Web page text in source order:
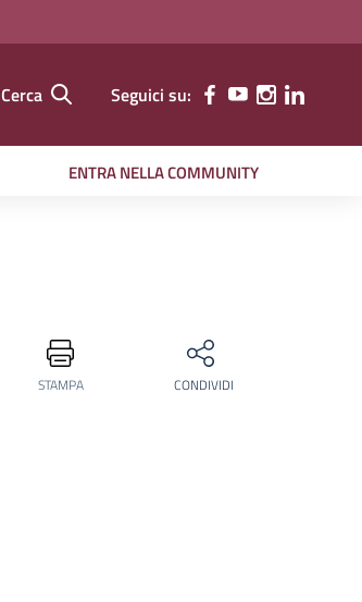
Cerca Seguici su:
ENTRA NELLA COMMUNITY
STAMPA CONDIVIDI